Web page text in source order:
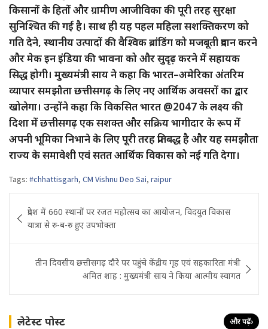
किसानों के हितों और ग्रामीण आजीविका की पूरी तरह सुरक्षा
सुनिश्चित की गई है। साथ ही यह पहल महिला सशक्तिकरण को
गति देने, स्थानीय उत्पादों की वैश्विक ब्रांडिंग को मजबूती प्रदान करने
और मेक इन इंडिया की भावना को और सुदृढ़ करने में सहायक
सिद्ध होगी। मुख्यमंत्री साय ने कहा कि भारत–अमेरिका अंतरिम
व्यापार समझौता छत्तीसगढ़ के लिए नए आर्थिक अवसरों का द्वार
खोलेगा। उन्होंने कहा कि विकसित भारत @2047 के लक्ष्य की
दिशा में छत्तीसगढ़ एक सशक्त और सक्रिय भागीदार के रूप में
अपनी भूमिका निभाने के लिए पूरी तरह प्रतिबद्ध है और यह समझौता
राज्य के समावेशी एवं सतत आर्थिक विकास को नई गति देगा।
Tags: #chhattisgarh, CM Vishnu Deo Sai, raipur
navigation
प्रदेश में 660 स्थानों पर रजत महोत्सव का आयोजन, विदयुत विकास
यात्रा से रु-ब-रु हुए उपभोक्ता
तीन दिवसीय छत्तीसगढ़ दौरे पर पहुंचे केंद्रीय गृह एवं सहकारिता मंत्री
अमित शाह : मुख्यमंत्री साय ने किया आत्मीय स्वागत
लेटेस्ट पोस्ट और पढ़ें›